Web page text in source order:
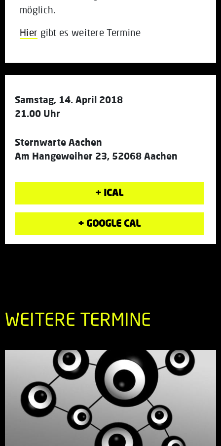
möglich.
Hier gibt es weitere Termine
Samstag, 14. April 2018
21.00 Uhr
Sternwarte Aachen
Am Hangeweiher 23, 52068 Aachen
+ ICAL
+ GOOGLE CAL
WEITERE TERMINE